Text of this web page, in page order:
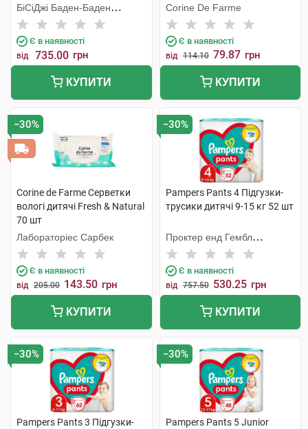
БіСіДжі Баден-Баден
Косметікс Груп Гмбх
Є в наявності
від 735.00 грн
КУПИТИ
Corine De Farme
Є в наявності
від 114.10 79.87 грн
КУПИТИ
−30%
Corine de Farme Серветки
вологі дитячі Fresh & Natural
70 шт
Лабораторіес Сарбек
Є в наявності
від 205.00 143.50 грн
КУПИТИ
−30%
Pampers Pants 4 Підгузки-
трусики дитячі 9-15 кг 52 шт
Проктер енд Гембл
Мануфекчурінг
Є в наявності
від 757.50 530.25 грн
КУПИТИ
−30%
Pampers Pants 3 Підгузки-
−30%
Pampers Pants 5 Junior